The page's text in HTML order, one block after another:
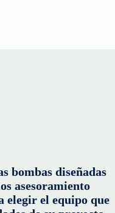
bombas diseñadas
asesoramiento
elegir el equipo que